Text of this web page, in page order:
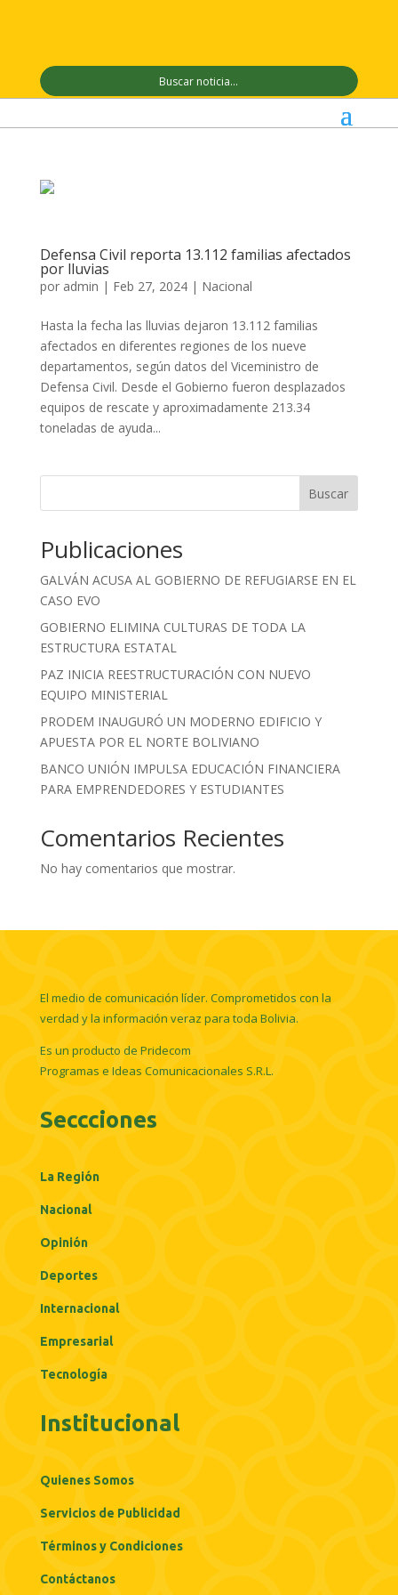
Defensa Civil reporta 13.112 familias afectados
por lluvias
por admin | Feb 27, 2024| Nacional
Hasta la fecha las lluvias dejaron 13.112 familias
afectados en diferentes regiones de los nueve
departamentos, según datos del Viceministro de
Defensa Civil. Desde el Gobierno fueron desplazados
equipos de rescate y aproximadamente 213.34
toneladas de ayuda...
Buscar
Publicaciones
GALVÁN ACUSA AL GOBIERNO DE REFUGIARSE EN EL
CASO EVO
GOBIERNO ELIMINA CULTURAS DE TODA LA
ESTRUCTURA ESTATAL
PAZ INICIA REESTRUCTURACIÓN CON NUEVO
EQUIPO MINISTERIAL
PRODEM INAUGURÓ UN MODERNO EDIFICIO Y
APUESTA POR EL NORTE BOLIVIANO
BANCO UNIÓN IMPULSA EDUCACIÓN FINANCIERA
PARA EMPRENDEDORES Y ESTUDIANTES
Comentarios Recientes
No hay comentarios que mostrar.
El medio de comunicación líder. Comprometidos con la
verdad y la información veraz para toda Bolivia.
Es un producto de Pridecom
Programas e Ideas Comunicacionales S.R.L.
Seccciones
La Región
Nacional
Opinión
Deportes
Internacional
Empresarial
Tecnología
Institucional
Quienes Somos
Servicios de Publicidad
Términos y Condiciones
Contáctanos